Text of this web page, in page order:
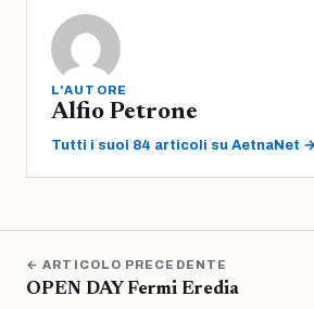
L'AUTORE
Alfio Petrone
Tutti i suoi 84 articoli su AetnaNet →
← ARTICOLO PRECEDENTE
OPEN DAY Fermi Eredia